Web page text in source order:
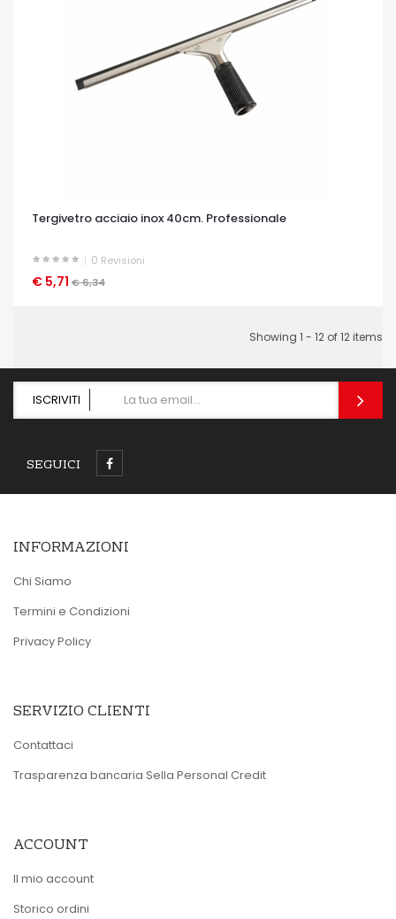
Tergivetro acciaio inox 40cm. Professionale
0 Revisioni
€ 5,71 € 6,34
OCCHIATA VELOCE
Showing 1 - 12 of 12 items
ISCRIVITI
SEGUICI
INFORMAZIONI
Chi Siamo
Termini e Condizioni
Privacy Policy
SERVIZIO CLIENTI
Contattaci
Trasparenza bancaria Sella Personal Credit
ACCOUNT
Il mio account
Storico ordini